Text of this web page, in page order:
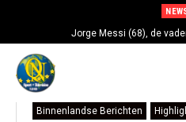
Jorge Messi (68), de
Binnenlandse Berichten